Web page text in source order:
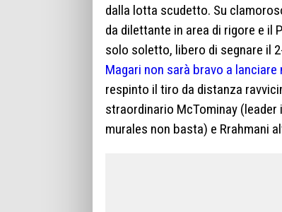
dalla lotta scudetto. Su
da dilettante in area di rigore e il
solo soletto, libero di segnare il
Magari non sarà bravo a
respinto il tiro da distanza
straordinario McTominay
murales non basta) e Rrahmani